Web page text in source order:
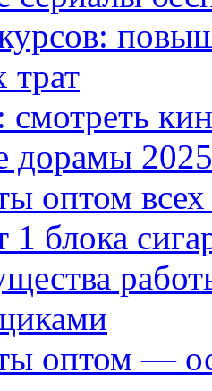
дорамы
оптом
1 блока
оптом —